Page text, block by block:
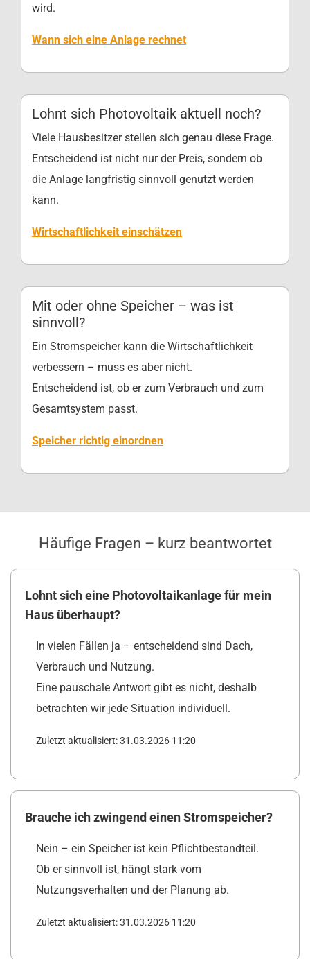
wird.
Wann sich eine Anlage rechnet
Lohnt sich Photovoltaik aktuell noch?
Viele Hausbesitzer stellen sich genau diese Frage.
Entscheidend ist nicht nur der Preis, sondern ob
die Anlage langfristig sinnvoll genutzt werden
kann.
Wirtschaftlichkeit einschätzen
Mit oder ohne Speicher – was ist
sinnvoll?
Ein Stromspeicher kann die Wirtschaftlichkeit
verbessern – muss es aber nicht.
Entscheidend ist, ob er zum Verbrauch und zum
Gesamtsystem passt.
Speicher richtig einordnen
Häufige Fragen – kurz beantwortet
Lohnt sich eine Photovoltaikanlage für mein
Haus überhaupt?
In vielen Fällen ja – entscheidend sind Dach,
Verbrauch und Nutzung.
Eine pauschale Antwort gibt es nicht, deshalb
betrachten wir jede Situation individuell.
Zuletzt aktualisiert: 31.03.2026 11:20
Brauche ich zwingend einen Stromspeicher?
Nein – ein Speicher ist kein Pflichtbestandteil.
Ob er sinnvoll ist, hängt stark vom
Nutzungsverhalten und der Planung ab.
Zuletzt aktualisiert: 31.03.2026 11:20